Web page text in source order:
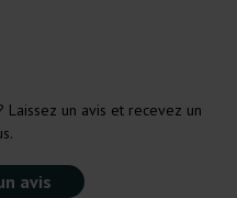
Laissez un avis et recevez un
avis